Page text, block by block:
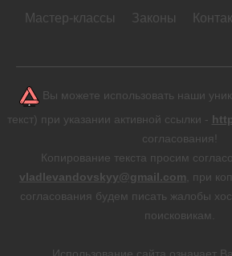
Мастер-классы Законы
Вы можете использовать наши
текст) при указании активной ссылки -
согласования!
Копирование текста просим
vladlevandovskyy@gmail.com , при
согласования будем писать жалобы
поисковикам.
Использование сайта означает